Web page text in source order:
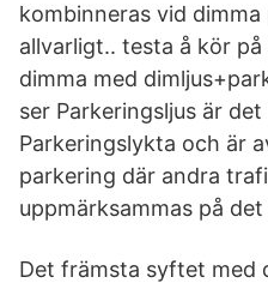
kombinneras vid
allvarligt.. testa å kör
dimma med
ser Parkeringsljus är
Parkeringslykta och är
parkering där andra
uppmärksammas på
Det främsta syftet med